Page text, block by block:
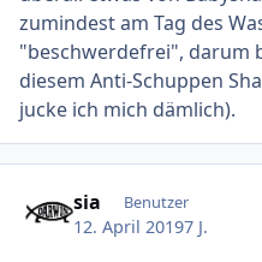
zumindest am Tag des
"beschwerdefrei", darum
diesem Anti-Schuppen
jucke ich mich dämlich).
sia Benutzer
12. April 20197 J.